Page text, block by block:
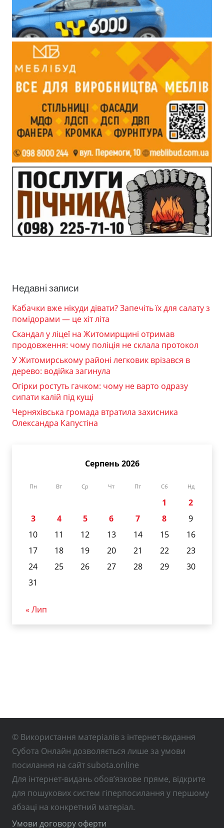
Недавні записи
Кабачки вже нікуди дівати? Запечіть їх для салату з
помідорами — це хіт літа
Скандал у ліцеї на Житомирщині отримав
продовження: чому поліція не склала протокол
У Житомирському районі легковик врізався в
дерево: водійка загинула
Огірки ростуть гачком: чому не варто одразу
сипати калій під кущі
Черняхівська громада втратила захисника
Олександра Капустіна
Серпень 2026
Пн Вт Ср Чт Пт Сб Нд
1
2
3
4 5 6 7 8
9
10
11 12 13 14 15
16
17
18 19 20 21 22
23
24
25 26 27 28 29
30
31
« Лип
© Використання матеріалів з інтернет-видання
Субота Онлайн дозволяється лише за умови
посилання на сайт subota.online
Для інтернет-видань обов’язкове пряме, відкрите
для пошукових систем гіперпосилання у першому
абзаці на конкретний матеріал.
Умови договору оферти